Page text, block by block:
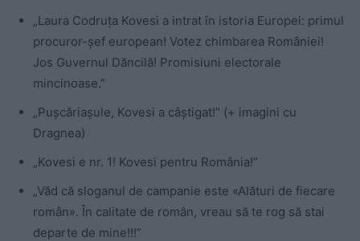
„Laura Codruța Kovesi a intrat în istoria Europei: primul
procuror-șef european! Votez chimbarea României!
Jos Guvernul Dăncilă! Promisiuni electorale
mincinoase.”
„Pușcăriașule, Kovesi a câștigat!” (+ imagini cu
Dragnea)
„Kovesi e nr. 1! Kovesi pentru România!”
„Văd că sloganul de campanie este «Alături de fiecare
român». În calitate de român, vreau să te rog să stai
departe de mine!!!”